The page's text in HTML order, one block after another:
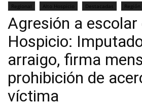
Regional Alto Hospicio Destacadas
Agresión a escolar
Hospicio:
arraigo, firma
prohibición de
víctima